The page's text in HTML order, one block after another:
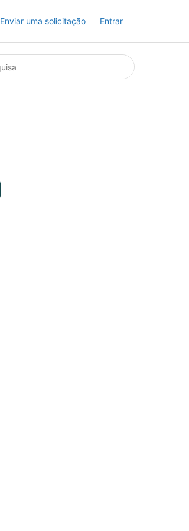
Enviar uma solicitação Entrar